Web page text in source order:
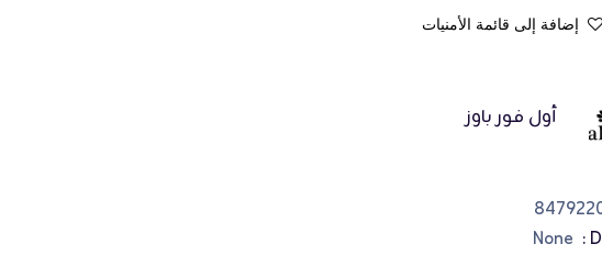
إضافة إلى قائمة الأمنيات
أول فور باوز
None